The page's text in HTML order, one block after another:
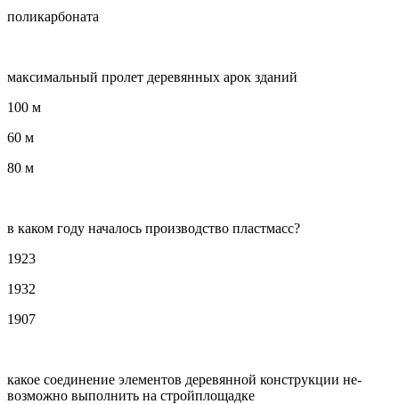
поликарбоната
максимальный пролет деревянных арок зданий
100 м
60 м
80 м
в каком году началось производство пластмасс?
1923
1932
1907
какое соединение элементов деревянной конструкции не-
возможно выполнить на стройплощадке